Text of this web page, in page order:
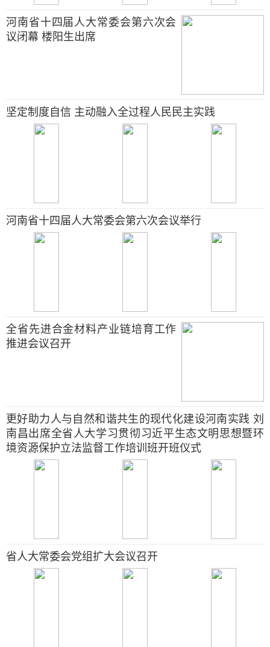
河南省十四届人大常委会第六次会
议闭幕 楼阳生出席
坚定制度自信 主动融入全过程人民民主实践
河南省十四届人大常委会第六次会议举行
全省先进合金材料产业链培育工作
推进会议召开
更好助力人与自然和谐共生的现代化建设河南实践 刘
南昌出席全省人大学习贯彻习近平生态文明思想暨环
境资源保护立法监督工作培训班开班仪式
省人大常委会党组扩大会议召开